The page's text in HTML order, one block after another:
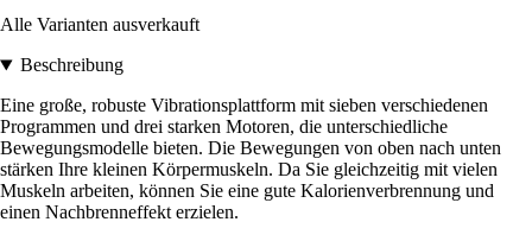
Alle Varianten ausverkauft
Beschreibung
Eine große, robuste Vibrationsplattform mit sieben verschiedenen
Programmen und drei starken Motoren, die unterschiedliche
Bewegungsmodelle bieten. Die Bewegungen von oben nach unten
stärken Ihre kleinen Körpermuskeln. Da Sie gleichzeitig mit vielen
Muskeln arbeiten, können Sie eine gute Kalorienverbrennung und
einen Nachbrenneffekt erzielen.